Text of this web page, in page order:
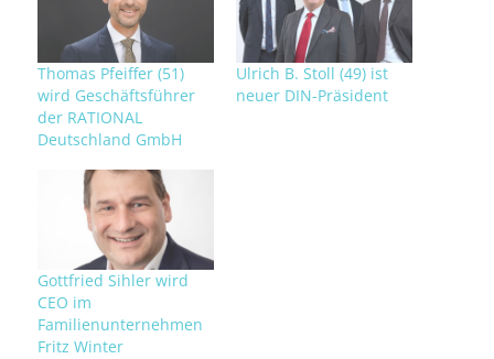
Thomas Pfeiffer (51)
wird Geschäftsführer
der RATIONAL
Deutschland GmbH
Ulrich B. Stoll (49) ist
neuer DIN-Präsident
Gottfried Sihler wird
CEO im
Familienunternehmen
Fritz Winter